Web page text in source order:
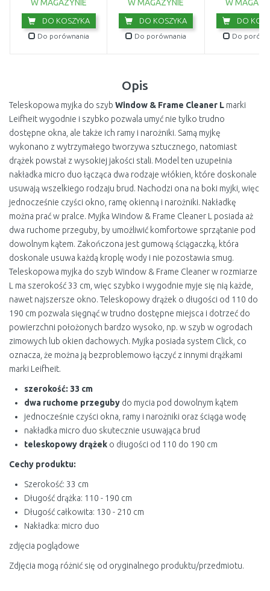
W MAGAZYNIE
DO KOSZYKA
Do porównania
W MAGAZYNIE
DO KOSZYKA
Do porównania
W
DO
Do
Opis
Teleskopowa myjka do szyb Window & Frame Cleaner L marki
Leifheit wygodnie i szybko pozwala umyć nie tylko trudno
dostępne okna, ale także ich ramy i narożniki. Samą myjkę
wykonano z wytrzymałego tworzywa sztucznego, natomiast
drążek powstał z wysokiej jakości stali. Model ten uzupełnia
nakładka micro duo łącząca dwa rodzaje włókien, które doskonale
usuwają wszelkiego rodzaju brud. Nachodzi ona na boki myjki, więc
jednocześnie czyści okno, ramę okienną i narożniki. Nakładkę
można prać w pralce. Myjka Window & Frame Cleaner L posiada aż
dwa ruchome przeguby, by umożliwić komfortowe sprzątanie pod
dowolnym kątem. Zakończona jest gumową ściągaczką, która
doskonale usuwa każdą kroplę wody i nie pozostawia smug.
Teleskopowa myjka do szyb Window & Frame Cleaner w rozmiarze
L ma szerokość 33 cm, więc szybko i wygodnie myje się nią każde,
nawet najszersze okno. Teleskopowy drążek o długości od 110 do
190 cm pozwala sięgnąć w trudno dostępne miejsca i dotrzeć do
powierzchni położonych bardzo wysoko, np. w szyb w ogrodach
zimowych lub okien dachowych. Myjka posiada system Click, co
oznacza, że można ją bezproblemowo łączyć z innymi drążkami
marki Leifheit.
szerokość: 33 cm
dwa ruchome przeguby do mycia pod dowolnym kątem
jednocześnie czyści okna, ramy i narożniki oraz ściąga wodę
nakładka micro duo skutecznie usuwająca brud
teleskopowy drążek o długości od 110 do 190 cm
Cechy produktu:
Szerokość: 33 cm
Długość drążka: 110 - 190 cm
Długość całkowita: 130 - 210 cm
Nakładka: micro duo
zdjęcia poglądowe
Zdjęcia mogą różnić się od oryginalnego produktu/przedmiotu.